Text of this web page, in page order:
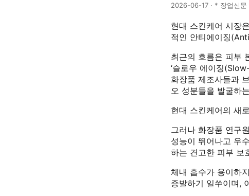
2026-06-17 · * 장업신
현대 스킨케어 시장
적인 안티에이징
최근의 흐름은 피부
‘슬로우 에이징
화장품 제조사들과
오 성분들을 발굴하
현대 스킨케어의 새
그러나 화장품 연구
성능이 뛰어나고 우
하는 견고한 피부 보
체내 흡수가 용이하
증발하기 일쑤이며,